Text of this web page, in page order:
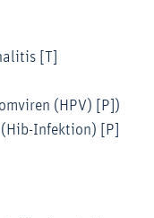
[T]
(HPV) [P])
Infektion) [P]